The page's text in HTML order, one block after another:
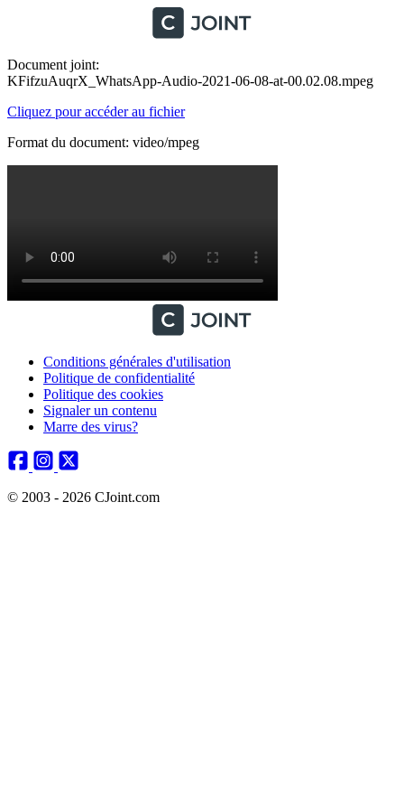
Document joint:
KFifzuAuqrX_WhatsApp-Audio-2021-06-08-at-00.02.08.mpeg
Cliquez pour accéder au fichier
Format du document: video/mpeg
Conditions générales d'utilisation
Politique de confidentialité
Politique des cookies
Signaler un contenu
Marre des virus?
© 2003 - 2026 CJoint.com